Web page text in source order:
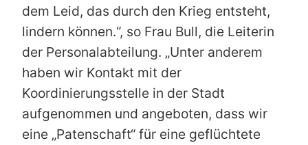
dem Leid, das durch den Krieg entsteht,
lindern können.“, so Frau Bull, die Leiterin
der Personalabteilung. „Unter anderem
haben wir Kontakt mit der
Koordinierungsstelle in der Stadt
aufgenommen und angeboten, dass wir
eine „Patenschaft“ für eine geflüchtete